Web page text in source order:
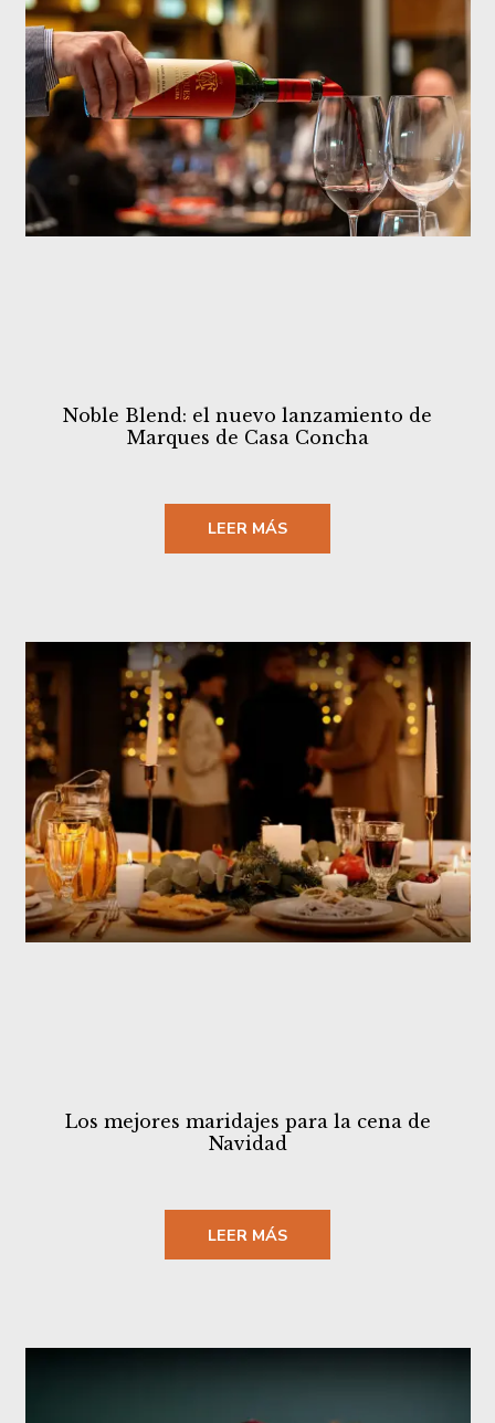
Noble Blend: el nuevo lanzamiento de
Marques de Casa Concha
LEER MÁS
Los mejores maridajes para la cena de
Navidad
LEER MÁS